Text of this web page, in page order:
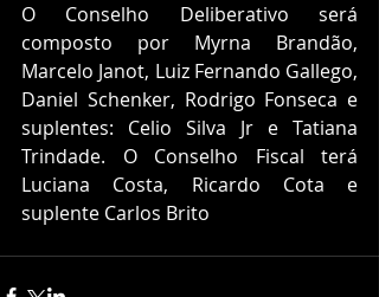
O Conselho Deliberativo será
composto por Myrna Brandão,
Marcelo Janot, Luiz Fernando Gallego,
Daniel Schenker, Rodrigo Fonseca e
suplentes: Celio Silva Jr e Tatiana
Trindade. O Conselho Fiscal terá
Luciana Costa, Ricardo Cota e
suplente Carlos Brito